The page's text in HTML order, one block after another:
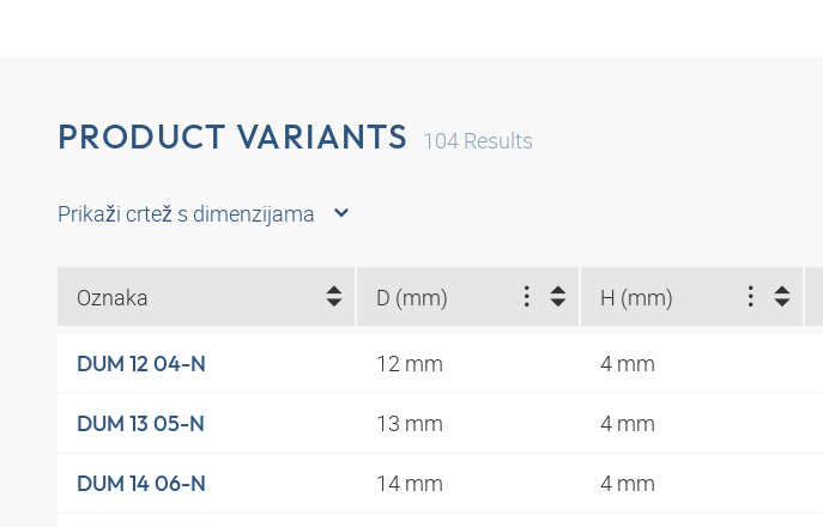
PRODUCT VARIANTS 104 Results
Prikaži crtež s dimenzijama
Oznaka D (mm) H (mm)
DUM 12 04-N 12 mm 4 mm
DUM 13 05-N 13 mm 4 mm
DUM 14 06-N 14 mm 4 mm